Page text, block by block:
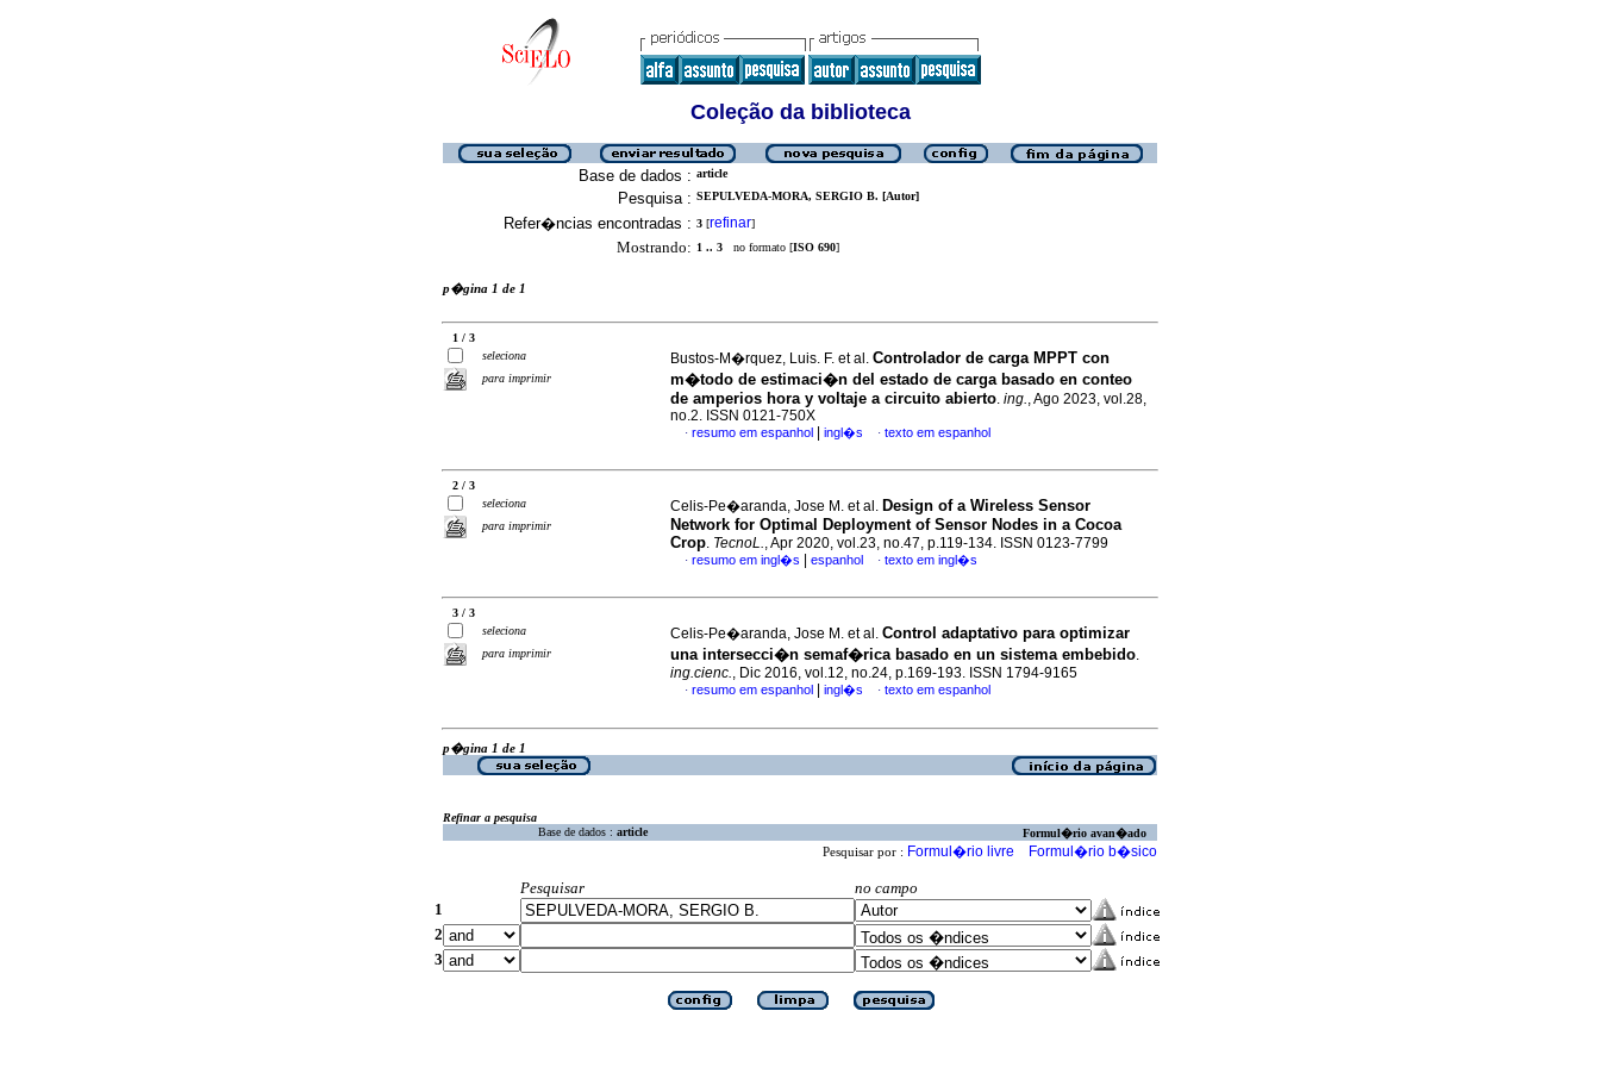
Coleção da biblioteca
Base de dados : article
Pesquisa : SEPULVEDA-MORA, SERGIO B. [Autor]
Refer�ncias encontradas : 3 [refinar]
Mostrando: 1 .. 3 no formato [ISO 690]
p�gina 1 de 1
1 / 3
seleciona
para imprimir
Bustos-M�rquez, Luis. F. et al. Controlador de carga MPPT con
m�todo de estimaci�n del estado de carga basado en conteo
de amperios hora y voltaje a circuito abierto. ing., Ago 2023, vol.28,
no.2. ISSN 0121-750X
· resumo em espanhol ingl�s · texto em espanhol
2 / 3
seleciona
para imprimir
Celis-Pe�aranda, Jose M. et al. Design of a Wireless Sensor
Network for Optimal Deployment of Sensor Nodes in a Cocoa
Crop. TecnoL., Apr 2020, vol.23, no.47, p.119-134. ISSN 0123-7799
· resumo em ingl�s espanhol · texto em ingl�s
3 / 3
seleciona
para imprimir
Celis-Pe�aranda, Jose M. et al. Control adaptativo para optimizar
una intersecci�n semaf�rica basado en un sistema embebido.
ing.cienc., Dic 2016, vol.12, no.24, p.169-193. ISSN 1794-9165
· resumo em espanhol ingl�s · texto em espanhol
p�gina 1 de 1
Refinar a pesquisa
Base de dados : article Formul�rio avan�ado
Pesquisar por : Formul�rio livre Formul�rio b�sico
Pesquisar
no campo
1
2
3